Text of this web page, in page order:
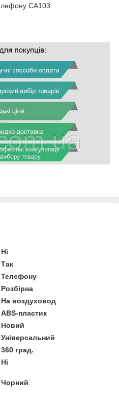
CA103
Ні
Так
Телефону
Розбірна
На воздуховод
ABS-пластик
Новий
Універсальний
360 град.
Ні
Чорний